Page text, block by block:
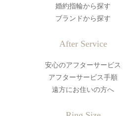
婚約指輪から探す
ブランドから探す
After Service
安心のアフターサービス
アフターサービス手順
遠方にお住いの方へ